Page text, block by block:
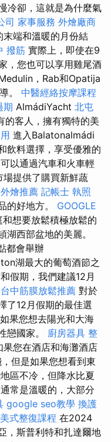
冷卻，這就是為什麼氣
司 家事服務 外燴廠商
端和溫暖的月份結
撥筋 實際上，即使在9
，您也可以享用雞尾酒
，Rab和Opatija
。 中醫經絡按摩課程
期 AlmádiYacht 北屯
的客人，擁有獨特的美
進入Balatonalmádi
飲料選擇，享受優雅的
以通過汽車和火車輕
場提供了購買新鮮蔬
外燴推薦 記帳士 執照
的好地方。 GOOGLE
想要放鬆積極放鬆的
西部盆地的美麗。
都會舉辦
湖最大的葡萄酒節之
假期，我們建議12月
台中筋膜放鬆推薦 對於
了12月假期的最佳選
如果您想去陽光和大海
戀國家。 廚房器具 整
您在酒店和海灘酒店
但是如果您想看到東
區不冷，但降水比夏
常是溫暖的，大部分
google seo教學 換護
美式整復課程 在2024
，斯普利特和扎達爾地